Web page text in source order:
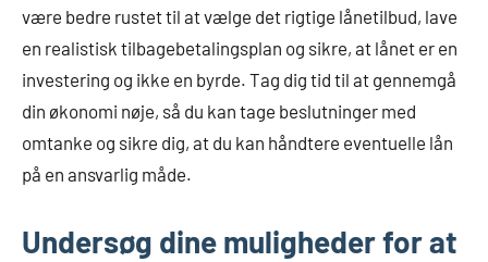
være bedre rustet til at vælge det rigtige lånetilbud, lave
en realistisk tilbagebetalingsplan og sikre, at lånet er en
investering og ikke en byrde. Tag dig tid til at gennemgå
din økonomi nøje, så du kan tage beslutninger med
omtanke og sikre dig, at du kan håndtere eventuelle lån
på en ansvarlig måde.
Undersøg dine muligheder for at